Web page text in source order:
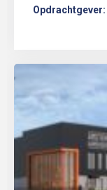
Opdrachtgever: